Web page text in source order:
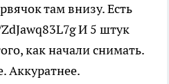
там внизу. Есть
И 5 штук
как начали снимать.
Аккуратнее.